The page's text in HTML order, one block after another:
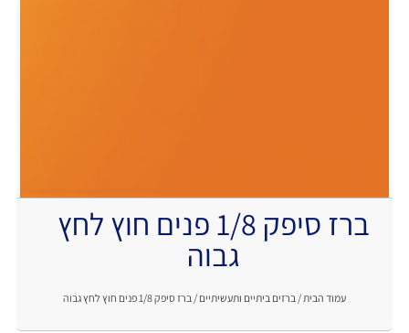
ברז סיפק 1/8 פנים חוץ לחץ
גבוה
עמוד הבית/ ברזים ביתיים ותעשיתיים / ברז סיפק 1/8 פנים חוץ לחץ גבוה
.